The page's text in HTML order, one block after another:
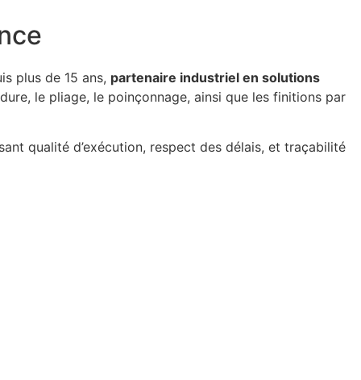
plus de 15 ans, partenaire industriel en solutions
le pliage, le poinçonnage, ainsi que les finitions par
qualité d’exécution, respect des délais, et traçabilité